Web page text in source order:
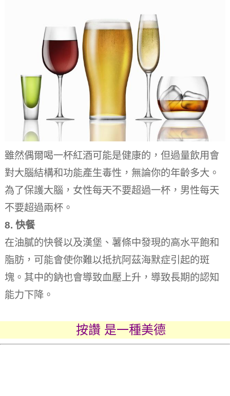
雖然偶爾喝一杯紅酒可能是健康的，但過量飲用會
對大腦結構和功能產生毒性，無論你的年齡多大。
為了保護大腦，女性每天不要超過一杯，男性每天
不要超過兩杯。
8. 快餐
在油膩的快餐以及漢堡、薯條中發現的高水平飽和
脂肪，可能會使你難以抵抗阿茲海默症引起的斑
塊。 其中的鈉也會導致血壓上升，導致長期的認知
能力下降。
按讚 是一種美德